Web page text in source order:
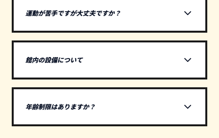
運動が苦手ですが大丈夫ですか？
参加ください。
館内の設備について
年齢制限はありますか？